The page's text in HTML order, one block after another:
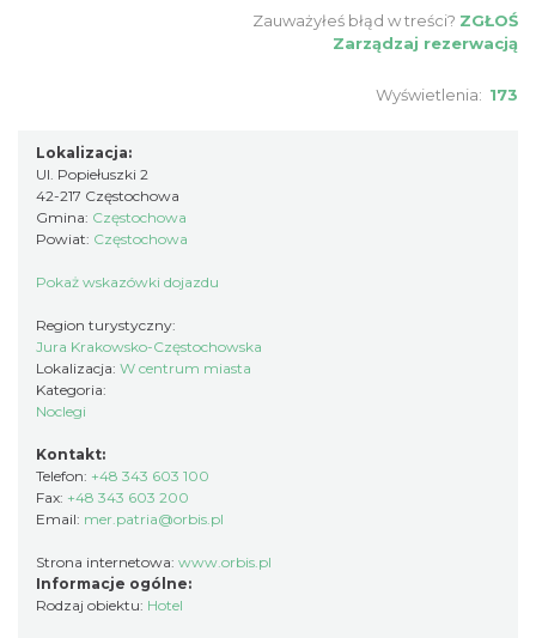
Zauważyłeś błąd w treści? ZGŁOŚ
Zarządzaj rezerwacją
Wyświetlenia: 173
Lokalizacja:
Ul. Popiełuszki 2
42-217 Częstochowa
Gmina: Częstochowa
Powiat: Częstochowa
Pokaż wskazówki dojazdu
Region turystyczny:
Jura Krakowsko-Częstochowska
Lokalizacja: W centrum miasta
Kategoria:
Noclegi
Kontakt:
Telefon: +48 343 603 100
Fax: +48 343 603 200
Email: mer.patria@orbis.pl
Strona internetowa: www.orbis.pl
Informacje ogólne:
Rodzaj obiektu: Hotel